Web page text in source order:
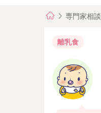
専門家相談
離乳食